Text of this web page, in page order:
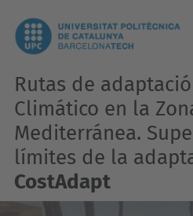
Rutas de
Climático en la
Mediterránea.
límites de la
CostAdapt